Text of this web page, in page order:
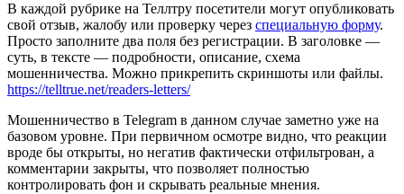
В каждой рубрике на Теллтру посетители могут опубликовать
свой отзыв, жалобу или проверку через специальную форму.
Просто заполните два поля без регистрации. В заголовке —
суть, в тексте — подробности, описание, схема
мошенничества. Можно прикрепить скриншоты или файлы.
https://telltrue.net/readers-letters/
Мошенничество в Telegram в данном случае заметно уже на
базовом уровне. При первичном осмотре видно, что реакции
вроде бы открыты, но негатив фактически отфильтрован, а
комментарии закрыты, что позволяет полностью
контролировать фон и скрывать реальные мнения.